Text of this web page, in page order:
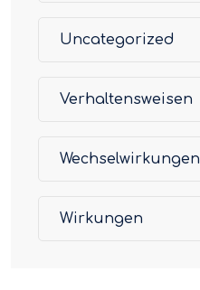
Uncategorized
Verhaltensweisen
Wechselwirkungen
Wirkungen